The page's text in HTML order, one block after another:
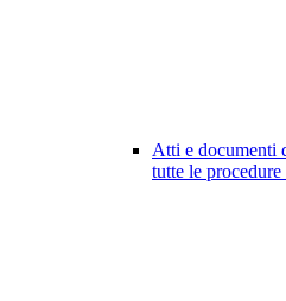
Atti e documenti
tutte le procedure